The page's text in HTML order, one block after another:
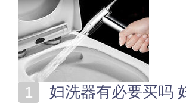
妇洗器有必要买吗